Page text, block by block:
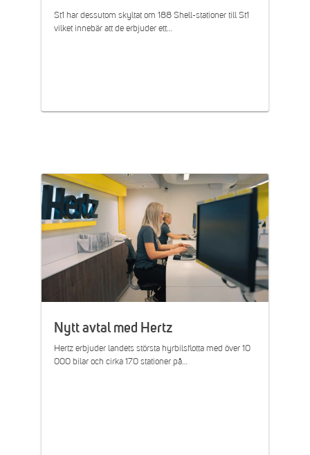
St1 har dessutom skyltat om 188 Shell-stationer till St1
vilket innebär att de erbjuder ett…
Nytt avtal med Hertz
Hertz erbjuder landets största hyrbilsflotta med över 10
000 bilar och cirka 170 stationer på…